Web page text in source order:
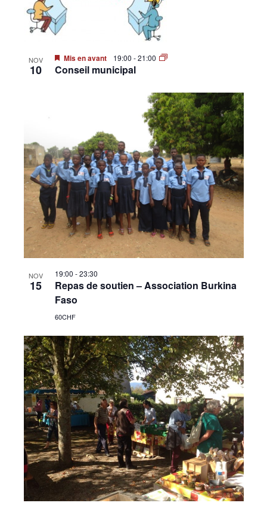
Genève
NOV
10
Mis en avant 19:00 -21:00
Conseil municipal
NOV
15
19:00 -23:30
Repas de soutien – Association Burkina
Faso
60CHF